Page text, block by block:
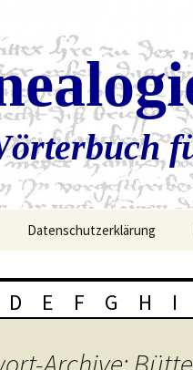
Datenschutzerklärung
D E F G H I